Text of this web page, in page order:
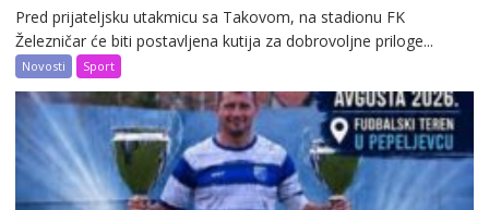
Pred prijateljsku utakmicu sa Takovom, na stadionu FK
Železničar će biti postavljena kutija za dobrovoljne priloge...
Novosti Sport